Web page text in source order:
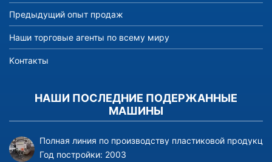
Предыдущий опыт продаж
Наши торговые агенты по всему миру
Kонтакты
НАШИ ПОСЛЕДНИЕ ПОДЕРЖАННЫЕ
МАШИНЫ
Полная линия по производству пластиковой
Год постройки: 2003